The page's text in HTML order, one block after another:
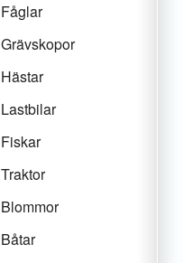
Fåglar
Grävskopor
Hästar
Lastbilar
Fiskar
Traktor
Blommor
Båtar